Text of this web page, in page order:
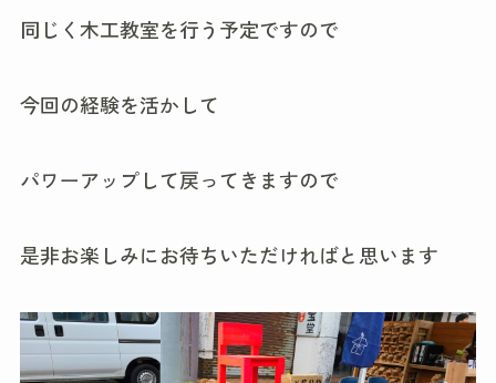
同じく木工教室を行う予定ですので
今回の経験を活かして
パワーアップして戻ってきますので
是非お楽しみにお待ちいただければと思います